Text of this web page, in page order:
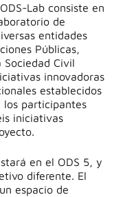
Lab consiste en
de
entidades
Públicas,
Sociedad Civil
innovadoras
establecidos
los participantes
iniciativas
en el ODS 5, y
diferente. El
espacio de